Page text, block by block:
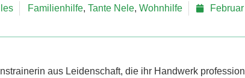
Familienhilfe, Tante Nele, Wohnhilfe
aus Leidenschaft, die ihr Handwerk